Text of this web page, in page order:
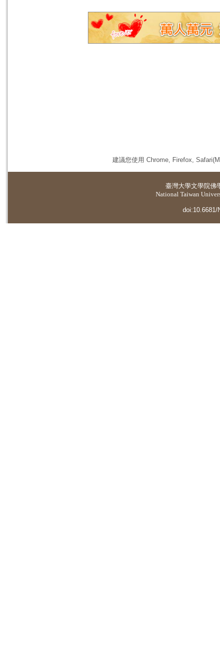
建議您使用 Chrome, Firefox,
臺灣大學文學院佛
National Taiwan
doi:10.6681/